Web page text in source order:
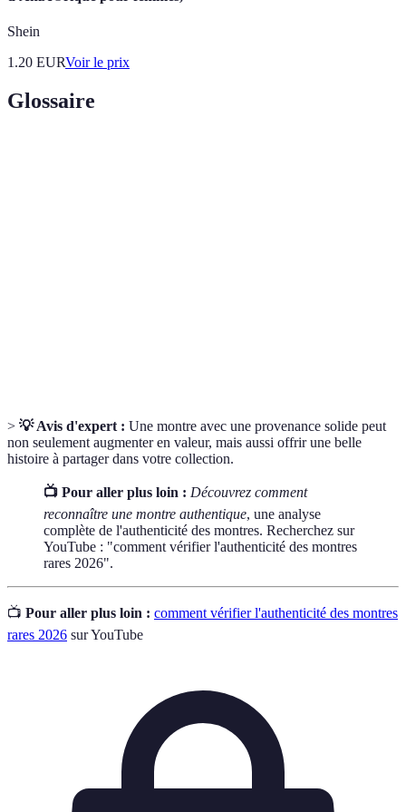
Shein
1.20 EURVoir le prix
Glossaire
> 💡 Avis d'expert : Une montre avec une provenance solide peut
non seulement augmenter en valeur, mais aussi offrir une belle
histoire à partager dans votre collection.
📺 Pour aller plus loin : Découvrez comment
reconnaître une montre authentique, une analyse
complète de l'authenticité des montres. Recherchez sur
YouTube : "comment vérifier l'authenticité des montres
rares 2026".
📺 Pour aller plus loin : comment vérifier l'authenticité des montres
rares 2026 sur YouTube